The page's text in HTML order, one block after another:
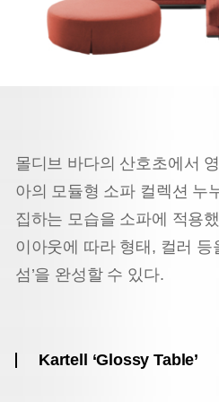
몰디브 바다의 산호초에서
아의 모듈형 소파 컬렉션 누
집하는 모습을 소파에 적용
이아웃에 따라 형태, 컬러 등
섬’을 완성할 수 있다.
Kartell ‘Glossy Table’